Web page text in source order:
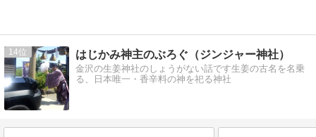
14 はじかみ神主のぶろぐ（ジンジャー神社）
金沢の生姜神社のしょうがない話です生姜の古名を名乗
る、日本唯一・香辛料の神を祀る神社